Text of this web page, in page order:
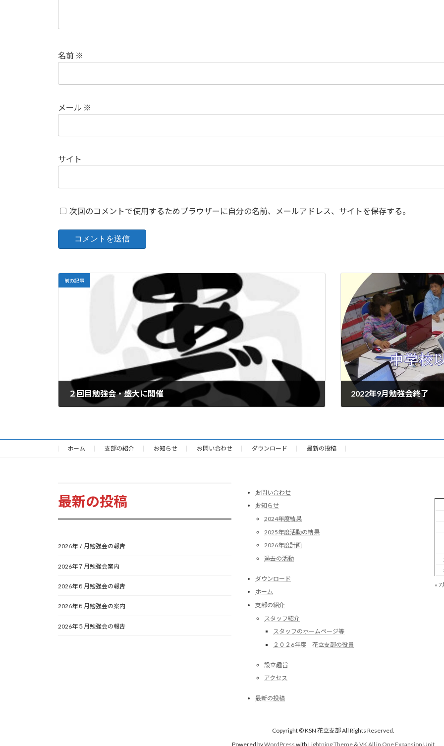
名前 ※
メール ※
サイト
次回のコメントで使用するためブラウザーに自分の名前、メールアドレス、サイトを保存する。
前の記事
２回目勉強会・盛大に開催 2022年9月勉強会終了
ホーム 支部の紹介 お知らせ お問い合わせ ダウンロード 最新の投稿
最新の投稿
2026年７月勉強会の報告
2026年７月勉強会案内
2026年６月勉強会の報告
2026年６月勉強会の案内
2026年５月勉強会の報告
お問い合わせ
お知らせ
2024年度結果
2025年度活動の結果
2026年度計画
過去の活動
ダウンロード
ホーム
支部の紹介
スタッフ紹介
スタッフのホームページ等
２０２6年度 花立支部の役員
設立趣旨
アクセス
最新の投稿
« 7
Copyright © KSN 花立支部 All Rights Reserved.
Powered byWordPress with Lightning Theme& VK All in One Expansion Unit